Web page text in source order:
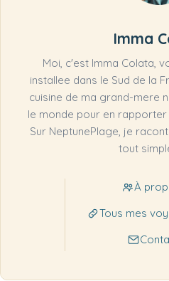
Imma
Moi, c'est Imma Colata,
installee dans le Sud de la
cuisine de ma grand-mere
le monde pour en
Sur NeptunePlage, je
tout
À
Tous mes